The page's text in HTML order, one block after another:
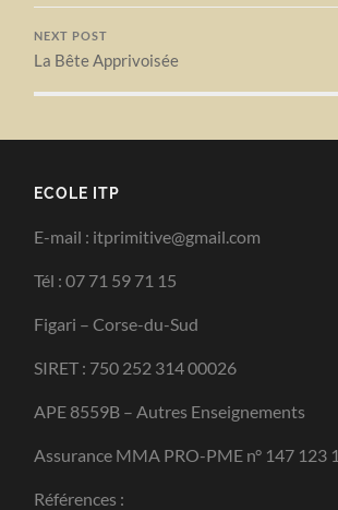
NEXT POST
La Bête Apprivoisée
ECOLE ITP
E-mail : itprimitive@gmail.com
Tél : 07 71 59 71 15
Figari – Corse-du-Sud
SIRET : 750 252 314 00026
APE 8559B – Autres Enseignements
Assurance MMA PRO-PME n° 147 123 1
Références :